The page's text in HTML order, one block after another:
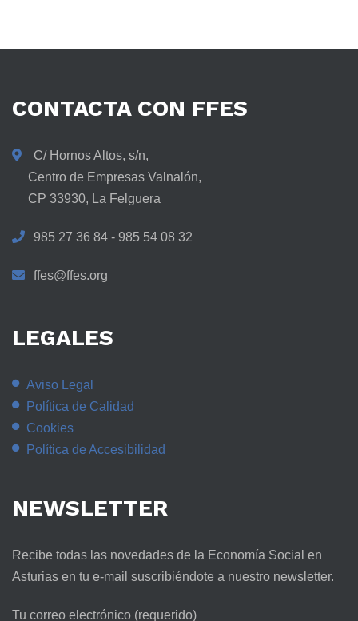
CONTACTA CON FFES
C/ Hornos Altos, s/n,
Centro de Empresas Valnalón,
CP 33930, La Felguera
985 27 36 84 - 985 54 08 32
ffes@ffes.org
LEGALES
Aviso Legal
Política de Calidad
Cookies
Política de Accesibilidad
NEWSLETTER
Recibe todas las novedades de la Economía Social en
Asturias en tu e-mail suscribiéndote a nuestro newsletter.
Tu correo electrónico (requerido)